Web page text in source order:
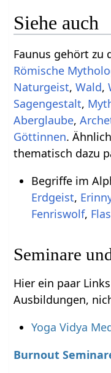
Siehe auch
Faunus gehört zu
Römische
Naturgeist,Wald,
Sagengestalt,
Aberglaube,
Göttinnen.
thematisch dazu
Begriffe im
Erdgeist,
Fenriswolf,
Seminare
Hier ein paar
Ausbildungen,
Yoga Vidya
Burnout